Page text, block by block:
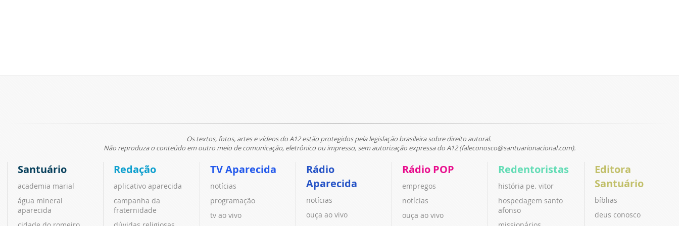
Os textos, fotos, artes e vídeos do A12 estão protegidos pela legislação brasileira sobre direito autoral.
Não reproduza o conteúdo em outro meio de comunicação, eletrônico ou impresso, sem autorização expressa do A12 (faleconosco@santuarionacional.com).
Santuário
academia marial
água mineral
aparecida
Redação
aplicativo aparecida
campanha da
fraternidade
TV Aparecida
notícias
programação
tv ao vivo
Rádio
Aparecida
notícias
ouça ao vivo
Rádio POP
empregos
notícias
ouça ao vivo
Redentoristas
história pe. vitor
hospedagem santo
afonso
Editora
Santuário
bíblias
deus conosco